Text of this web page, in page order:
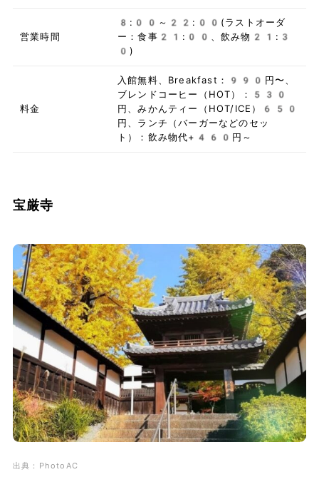
営業時間
8:00～22:00(ラストオーダ
ー：食事21:00、飲み物21:3
0)
料金
入館無料、Breakfast：990円〜、
ブレンドコーヒー（HOT）：530
円、みかんティー（HOT/ICE）650
円、ランチ（バーガーなどのセッ
ト）：飲み物代+460円～
宝厳寺
出典：PhotoAC